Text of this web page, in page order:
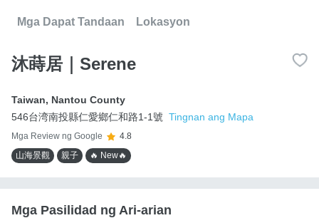
Mga Dapat Tandaan Lokasyon
沐蒔居｜Serene
Taiwan, Nantou County
546台湾南投縣仁愛鄉仁和路1-1號 Tingnan ang Mapa
Mga Review ng Google
4.8
山海景觀
親子 🔥 New🔥
Mga Pasilidad ng Ari-arian